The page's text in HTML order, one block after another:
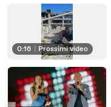
0:16 Prossimi video